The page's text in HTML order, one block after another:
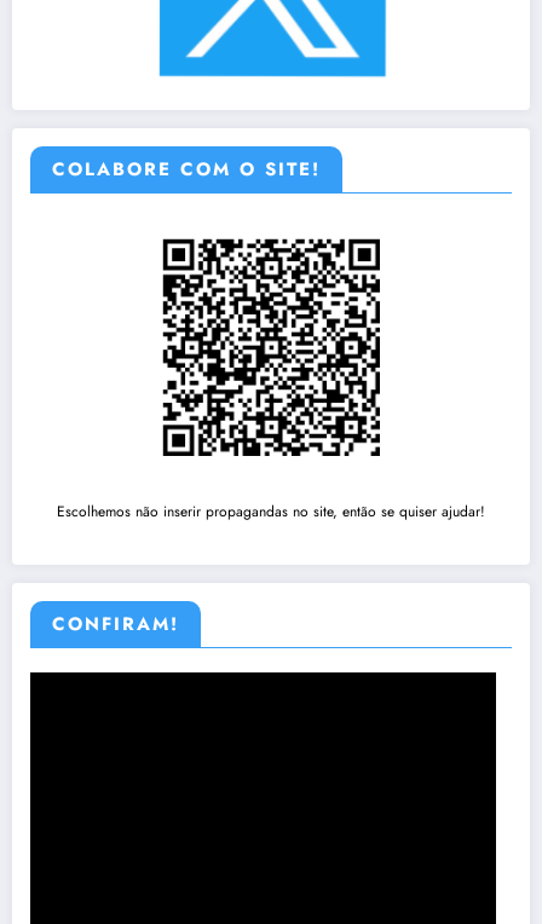
COLABORE COM O SITE!
Escolhemos não inserir propagandas no site, então se quiser ajudar!
CONFIRAM!